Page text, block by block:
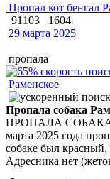
Пропал кот бенгал
91103
1604
29 марта 2025
пропала
Раменское
Пропала собака
ПРОПАЛА СОБАКА.
марта 2025 года
собаке был
Адресника нет